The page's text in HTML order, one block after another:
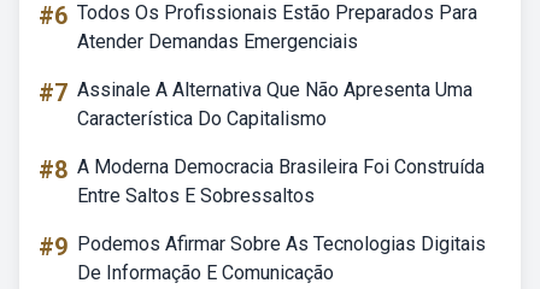
#6 Todos Os Profissionais Estão Preparados Para
Atender Demandas Emergenciais
#7 Assinale A Alternativa Que Não Apresenta Uma
Característica Do Capitalismo
#8 A Moderna Democracia Brasileira Foi Construída
Entre Saltos E Sobressaltos
#9 Podemos Afirmar Sobre As Tecnologias Digitais
De Informação E Comunicação